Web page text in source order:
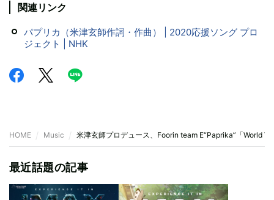
関連リンク
パプリカ（米津玄師作詞・作曲） | 2020応援ソング プロ
ジェクト | NHK
HOME Music 米津玄師プロデュース、Foorin team E“Paprika”「World
最近話題の記事